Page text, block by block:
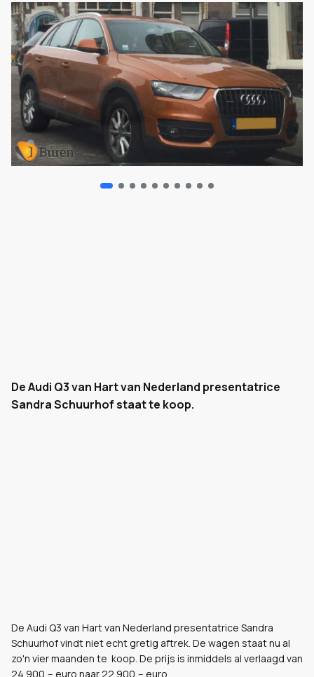
De Audi Q3 van Hart van Nederland presentatrice
Sandra Schuurhof staat te koop.
De Audi Q3 van Hart van Nederland presentatrice Sandra
Schuurhof vindt niet echt gretig aftrek. De wagen staat nu al
zo'n vier maanden te koop. De prijs is inmiddels al verlaagd van
24.900,-- euro naar 22.900,-- euro.